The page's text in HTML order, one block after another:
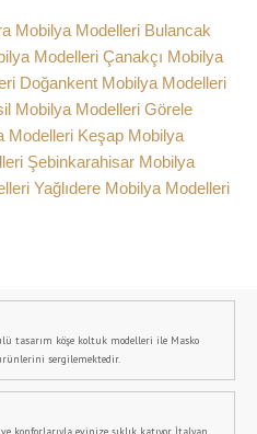
Mobilya Modelleri Bulancak
Modelleri Çanakçı Mobilya
Doğankent Mobilya Modelleri
Mobilya Modelleri Görele
Modelleri Keşap Mobilya
Şebinkarahisar Mobilya
Yağlıdere Mobilya Modelleri
tasarım köşe koltuk modelleri ile Masko
sergilemektedir.